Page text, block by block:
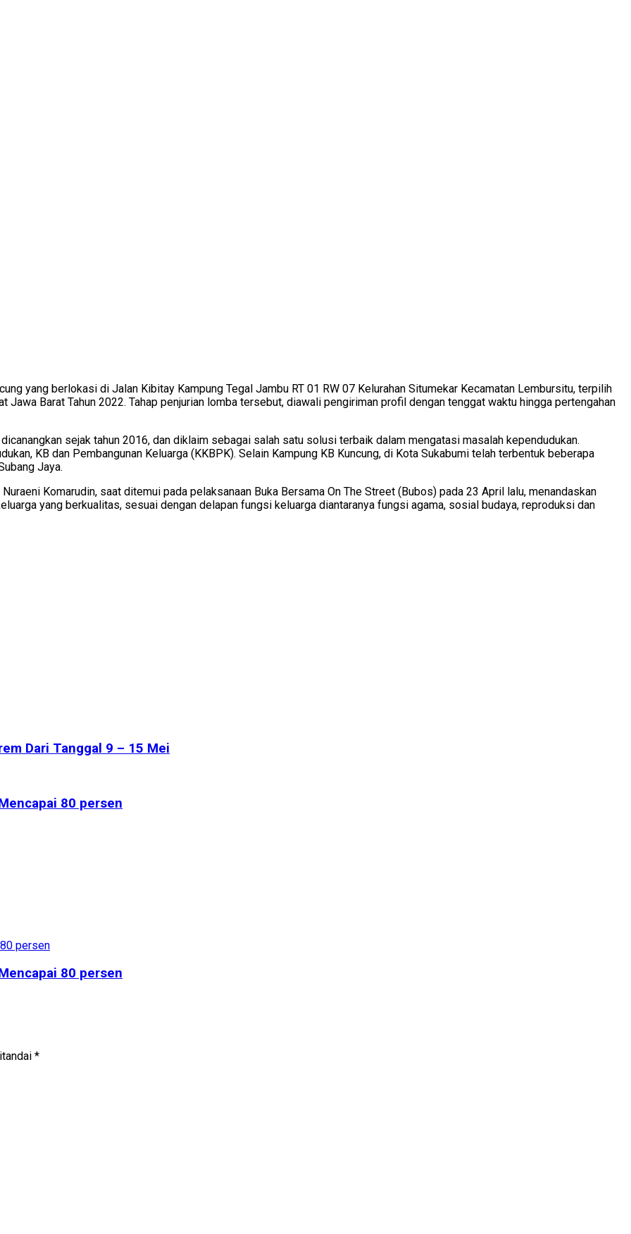
yang berlokasi di Jalan Kibitay Kampung Tegal Jambu RT 01 RW 07 Kelurahan Situmekar Kecamatan Lembursitu, terpilih
Jawa Barat Tahun 2022. Tahap penjurian lomba tersebut, diawali pengiriman profil dengan tenggat waktu hingga pertengahan
sejak tahun 2016, dan diklaim sebagai salah satu solusi terbaik dalam mengatasi masalah kependudukan.
KB dan Pembangunan Keluarga (KKBPK). Selain Kampung KB Kuncung, di Kota Sukabumi telah terbentuk beberapa
Jaya.
Komarudin, saat ditemui pada pelaksanaan Buka Bersama On The Street (Bubos) pada 23 April lalu, menandaskan
yang berkualitas, sesuai dengan delapan fungsi keluarga diantaranya fungsi agama, sosial budaya, reproduksi dan
Dari Tanggal 9 – 15 Mei
80 persen
80 persen
*